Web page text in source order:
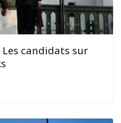
Les candidats sur